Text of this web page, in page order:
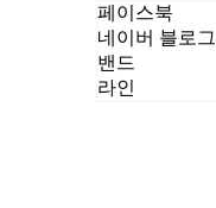
페이스북
네이버 블로그
밴드
라인